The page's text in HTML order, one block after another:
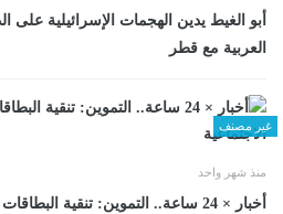
أبو الغيط يدين الهجمات الإسرائيلية على
العربية مع قطر
غير مصنف
منذ شهر واحد
أخبار × 24 ساعة.. التموين: تنقية